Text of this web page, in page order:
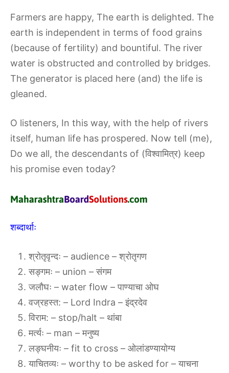
Farmers are happy, The earth is delighted. The
earth is independent in terms of food grains
(because of fertility) and bountiful. The river
water is obstructed and controlled by bridges.
The generator is placed here (and) the life is
gleaned.
O listeners, In this way, with the help of rivers
itself, human life has prospered. Now tell (me),
Do we all, the descendants of (विश्वामित्र) keep
his promise even today?
शब्दार्थाः
श्रोतृवृन्दः – audience – श्रोतृगण
सङ्गमः – union – संगम
जलौघः – water flow – पाण्याचा ओघ
वज्रहस्त: – Lord Indra – इंद्रदेव
विराम: – stop/halt – थांबा
मर्त्यः – man – मनुष्य
लङ्घनीयः – fit to cross – ओलांडण्यायोग्य
याचितव्यः – worthy to be asked for – याचना